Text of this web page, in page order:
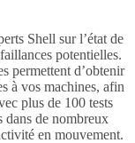
Shell sur l’état de
potentielles.
permettent d’obtenir
à vos machines, afin
plus de 100 tests
dans de nombreux
en mouvement.